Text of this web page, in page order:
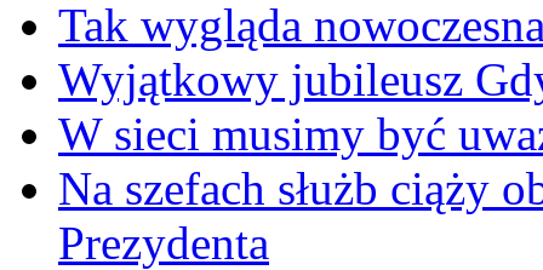
Tak wygląda
Wyjątkowy jubileusz
W sieci musimy być
Na szefach służb ciąży
Prezydenta